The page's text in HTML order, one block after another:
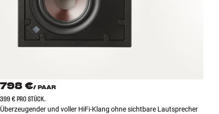
Zubehör
INSPIRATION
NEUHEITEN
ANGEBOTE
798 €/ PAAR
399 € PRO STÜCK.
Überzeugender und voller HiFi-Klang ohne sichtbare Lautsprecher